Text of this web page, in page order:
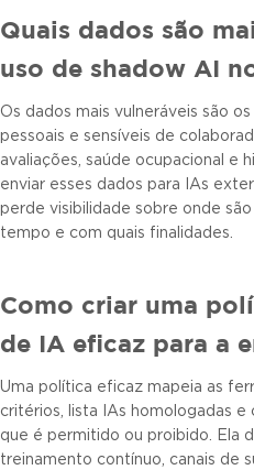
Quais dados são
uso de shadow AI
Os dados mais vulneráveis são
pessoais e sensíveis de
avaliações, saúde ocupacional e
enviar esses dados para IAs
perde visibilidade sobre onde
tempo e com quais finalidades.
Como criar uma
de IA eficaz para a
Uma política eficaz mapeia as
critérios, lista IAs homologadas e
que é permitido ou proibido. Ela
treinamento contínuo, canais de